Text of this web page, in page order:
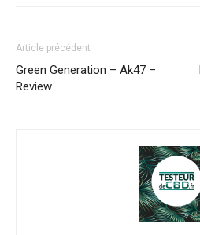
Article précédent
Green Generation – Ak47 –
Review